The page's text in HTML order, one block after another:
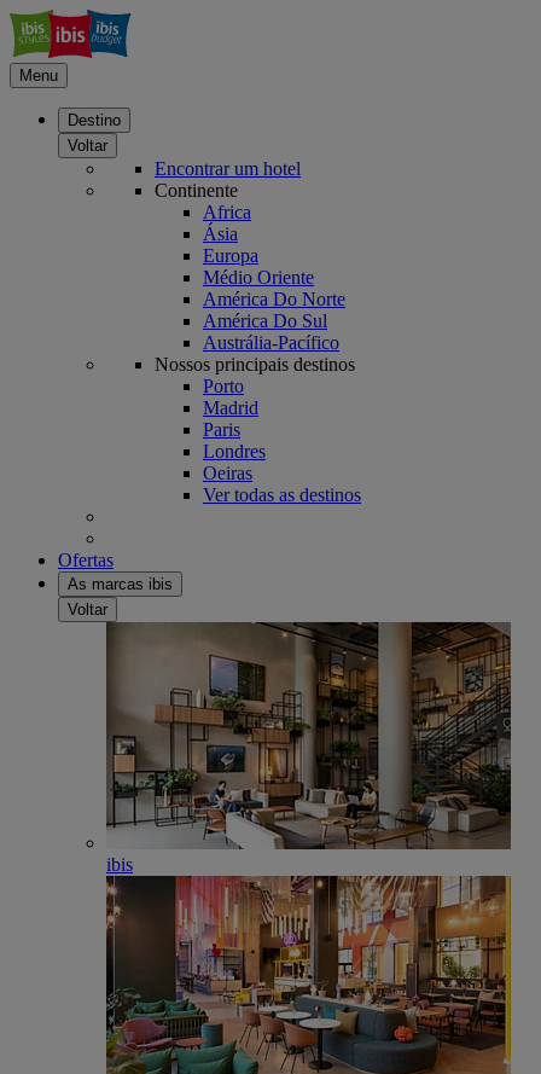
Menu
Destino
Voltar
Encontrar um hotel
Continente
Africa
Ásia
Europa
Médio Oriente
América Do Norte
América Do Sul
Austrália-Pacífico
Nossos principais destinos
Porto
Madrid
Paris
Londres
Oeiras
Ver todas as destinos
Ofertas
As marcas ibis
Voltar
ibis